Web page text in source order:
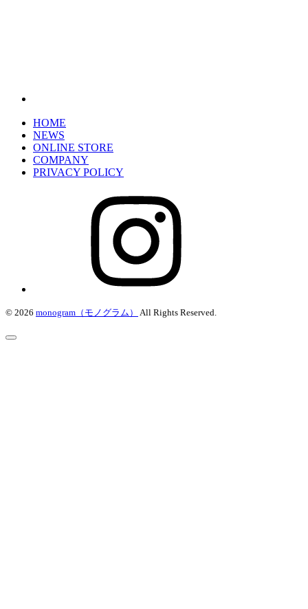
HOME
NEWS
ONLINE STORE
COMPANY
PRIVACY POLICY
© 2026 monogram（モノグラム） All Rights Reserved.